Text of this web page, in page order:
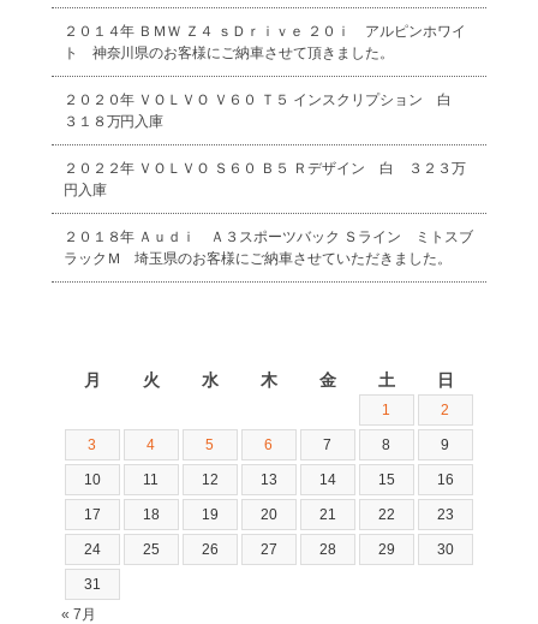
２０１４年 ＢＭＷ Ｚ４ ｓＤｒｉｖｅ ２０ｉ アルピンホワイ
ト 神奈川県のお客様にご納車させて頂きました。
２０２０年 ＶＯＬＶＯ Ｖ６０ Ｔ５ インスクリプション 白
３１８万円入庫
２０２２年 ＶＯＬＶＯ Ｓ６０ Ｂ５ Ｒデザイン 白 ３２３万
円入庫
２０１８年 Ａｕｄｉ Ａ３スポーツバック Ｓライン ミトスブ
ラックＭ 埼玉県のお客様にご納車させていただきました。
月 火 水 木 金 土 日
1 2
3 4 5 6 7 8 9
10 11 12 13 14 15 16
17 18 19 20 21 22 23
24 25 26 27 28 29 30
31
« 7月